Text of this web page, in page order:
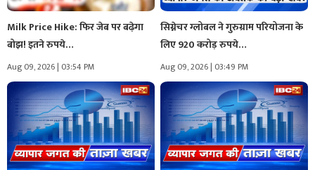
Milk Price Hike: फिर जेब पर बढ़ेगा
बोझ! इतने रुपये…
Aug 09, 2026 | 03:54 PM
सिग्नेचर ग्लोबल ने गुरुग्राम परियोजना के
लिए 920 करोड़ रुपये…
Aug 09, 2026 | 03:49 PM